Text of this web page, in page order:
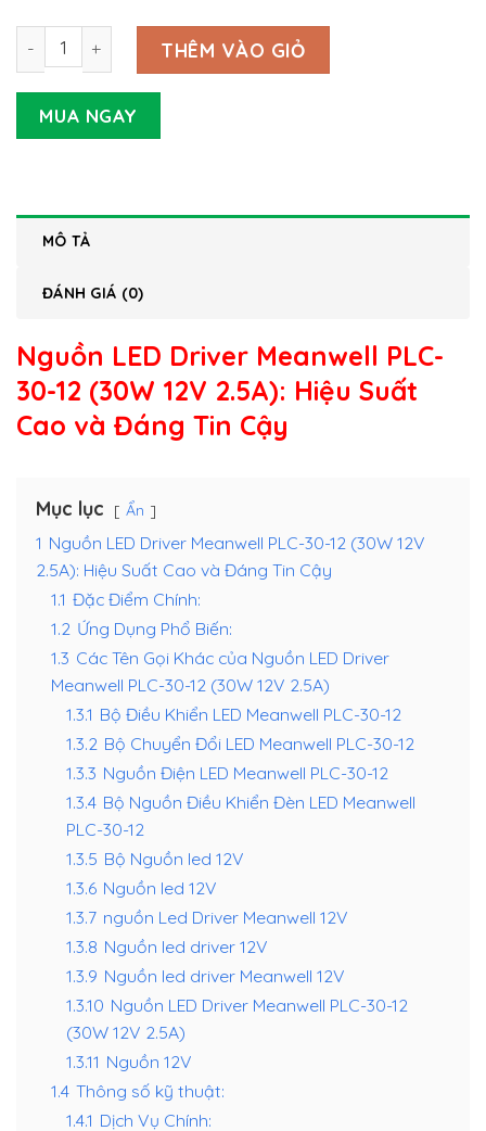
Nguồn LED Driver Meanwell PLC-30-12 (30W 12V 2.5A)
THÊM VÀO GIỎ
MUA NGAY
MÔ TẢ
ĐÁNH GIÁ (0)
Nguồn LED Driver Meanwell PLC-
30-12 (30W 12V 2.5A): Hiệu Suất
Cao và Đáng Tin Cậy
Mục lục Ẩn
1 Nguồn LED Driver Meanwell PLC-30-12 (30W 12V
2.5A): Hiệu Suất Cao và Đáng Tin Cậy
1.1 Đặc Điểm Chính:
1.2 Ứng Dụng Phổ Biến:
1.3 Các Tên Gọi Khác của Nguồn LED Driver
Meanwell PLC-30-12 (30W 12V 2.5A)
1.3.1 Bộ Điều Khiển LED Meanwell PLC-30-12
1.3.2 Bộ Chuyển Đổi LED Meanwell PLC-30-12
1.3.3 Nguồn Điện LED Meanwell PLC-30-12
1.3.4 Bộ Nguồn Điều Khiển Đèn LED Meanwell
PLC-30-12
1.3.5 Bộ Nguồn led 12V
1.3.6 Nguồn led 12V
1.3.7 nguồn Led Driver Meanwell 12V
1.3.8 Nguồn led driver 12V
1.3.9 Nguồn led driver Meanwell 12V
1.3.10 Nguồn LED Driver Meanwell PLC-30-12
(30W 12V 2.5A)
1.3.11 Nguồn 12V
1.4 Thông số kỹ thuật:
1.4.1 Dịch Vụ Chính: